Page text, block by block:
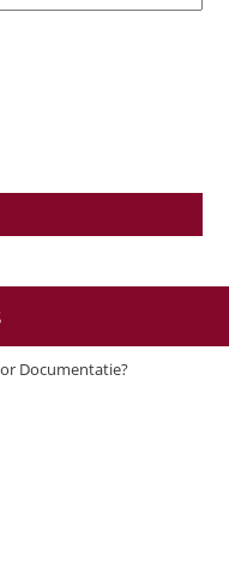
Documentatie?